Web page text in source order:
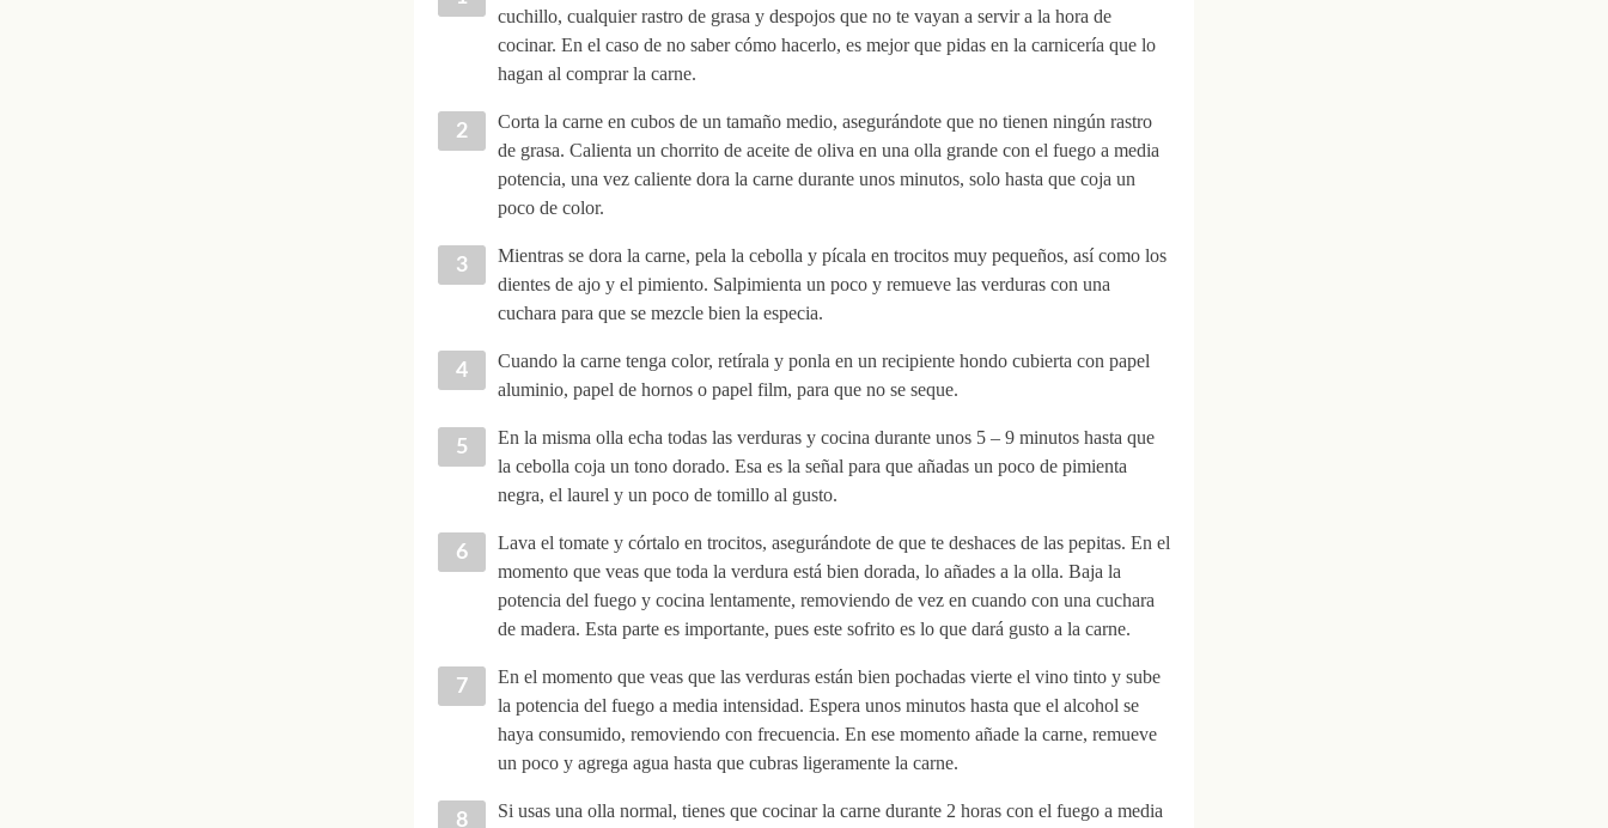
cuchillo, cualquier rastro de grasa y despojos que no te vayan a servir a la hora de
cocinar. En el caso de no saber cómo hacerlo, es mejor que pidas en la carnicería que lo
hagan al comprar la carne.
Corta la carne en cubos de un tamaño medio, asegurándote que no tienen ningún rastro
de grasa. Calienta un chorrito de aceite de oliva en una olla grande con el fuego a media
potencia, una vez caliente dora la carne durante unos minutos, solo hasta que coja un
poco de color.
Mientras se dora la carne, pela la cebolla y pícala en trocitos muy pequeños, así como los
dientes de ajo y el pimiento. Salpimienta un poco y remueve las verduras con una
cuchara para que se mezcle bien la especia.
Cuando la carne tenga color, retírala y ponla en un recipiente hondo cubierta con papel
aluminio, papel de hornos o papel film, para que no se seque.
En la misma olla echa todas las verduras y cocina durante unos 5 – 9 minutos hasta que
la cebolla coja un tono dorado. Esa es la señal para que añadas un poco de pimienta
negra, el laurel y un poco de tomillo al gusto.
Lava el tomate y córtalo en trocitos, asegurándote de que te deshaces de las pepitas. En el
momento que veas que toda la verdura está bien dorada, lo añades a la olla. Baja la
potencia del fuego y cocina lentamente, removiendo de vez en cuando con una cuchara
de madera. Esta parte es importante, pues este sofrito es lo que dará gusto a la carne.
En el momento que veas que las verduras están bien pochadas vierte el vino tinto y sube
la potencia del fuego a media intensidad. Espera unos minutos hasta que el alcohol se
haya consumido, removiendo con frecuencia. En ese momento añade la carne, remueve
un poco y agrega agua hasta que cubras ligeramente la carne.
Si usas una olla normal, tienes que cocinar la carne durante 2 horas con el fuego a media